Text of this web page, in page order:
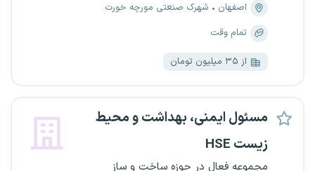
اصفهان
شهرک صنعتی مورچه خورت
تمام وقت
از ۳۵ میلیون تومان
مسئول ایمنی، بهداشت و محیط
زیست HSE
مجموعه فعال در حوزه ساخت و ساز